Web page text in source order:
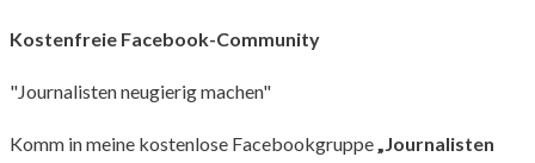
Kostenfreie Facebook-Community
"Journalisten neugierig machen"
Komm in meine kostenlose Facebookgruppe„Journalisten